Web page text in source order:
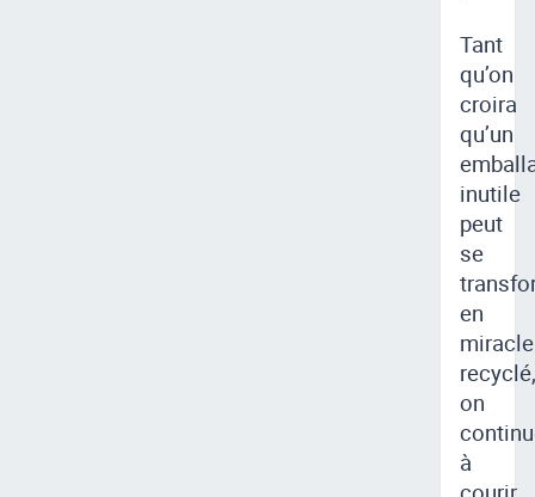
Tant
qu’on
croira
qu’un
inutile
peut
se
en
miracle
recyclé,
on
à